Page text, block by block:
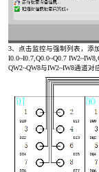
3、点击监控与强制列表，添
I0.0~I0.7,Q0.0~Q0.7
QW2~QW8与IW2~IW8通道对